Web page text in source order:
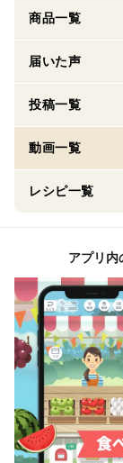
商品一覧
届いた声
投稿一覧
動画一覧
レシピ一覧
アプリ内